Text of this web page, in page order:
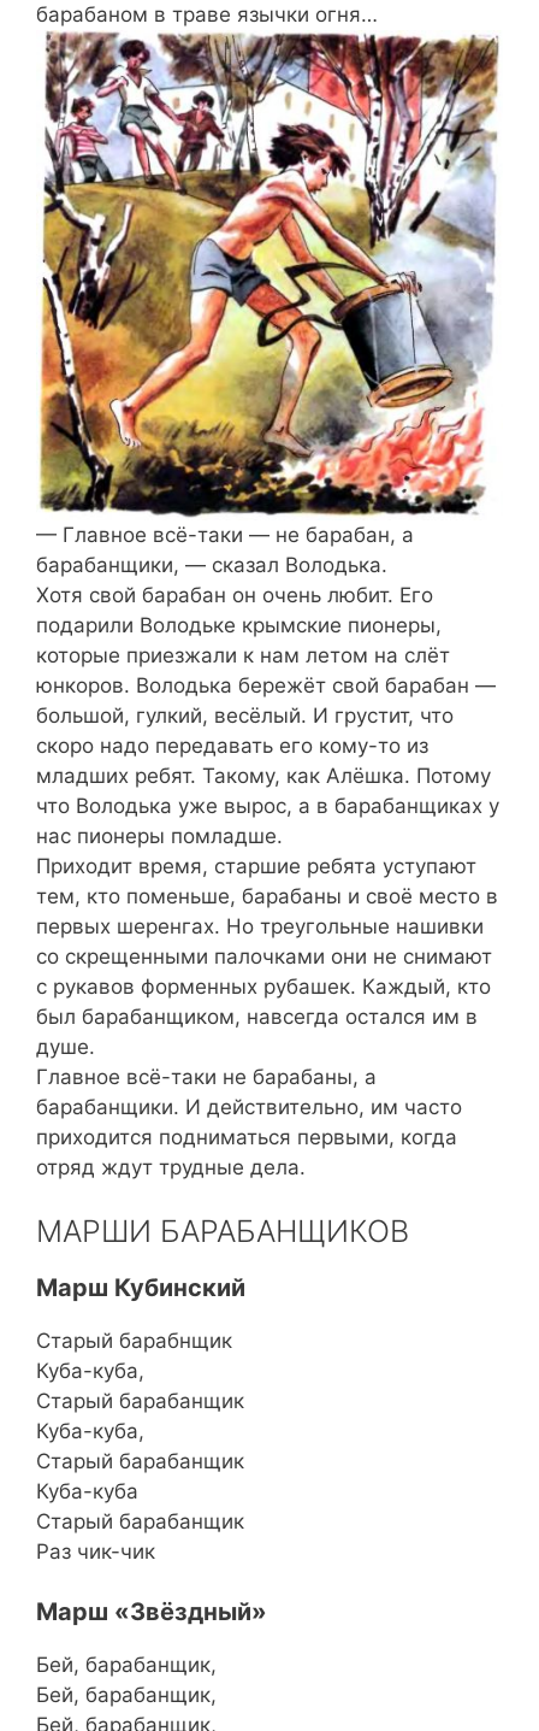
барабаном в траве язычки огня…
— Главное всё-таки — не барабан, а
барабанщики, — сказал Володька.
Хотя свой барабан он очень любит. Его
подарили Володьке крымские пионеры,
которые приезжали к нам летом на слёт
юнкоров. Володька бережёт свой барабан —
большой, гулкий, весёлый. И грустит, что
скоро надо передавать его кому-то из
младших ребят. Такому, как Алёшка. Потому
что Володька уже вырос, а в барабанщиках у
нас пионеры помладше.
Приходит время, старшие ребята уступают
тем, кто поменьше, барабаны и своё место в
первых шеренгах. Но треугольные нашивки
со скрещенными палочками они не снимают
с рукавов форменных рубашек. Каждый, кто
был барабанщиком, навсегда остался им в
душе.
Главное всё-таки не барабаны, а
барабанщики. И действительно, им часто
приходится подниматься первыми, когда
отряд ждут трудные дела.
МАРШИ БАРАБАНЩИКОВ
Марш Кубинский
Старый барабнщик
Куба-куба,
Старый барабанщик
Куба-куба,
Старый барабанщик
Куба-куба
Старый барабанщик
Раз чик-чик
Марш «Звёздный»
Бей, барабанщик,
Бей, барабанщик,
Бей, барабанщик,